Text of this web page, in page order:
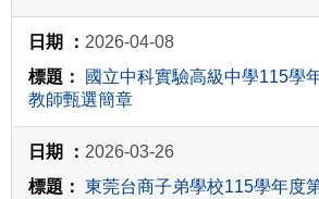
2026-04-08
國立中科實驗高級中學115學
教師甄選簡章
2026-03-26
東莞台商子弟學校115學年度